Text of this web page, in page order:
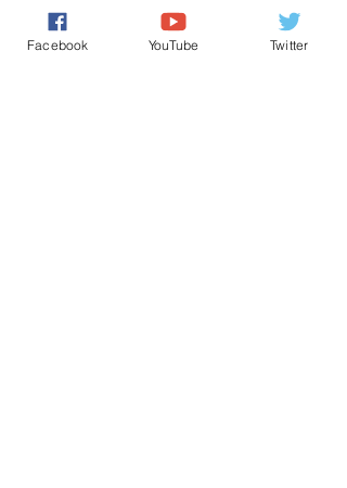
حقوق الانسان/ Human Rights
اخباروطنية
Facebook YouTube Twitter